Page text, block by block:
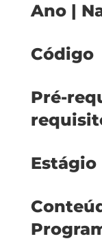
Ano |
Código
Pré-